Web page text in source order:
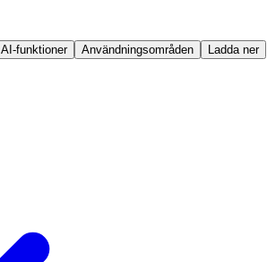
AI-funktioner Användningsområden Ladda ner